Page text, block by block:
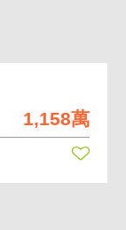
1,158萬